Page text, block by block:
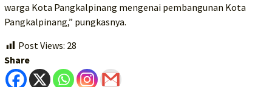
warga Kota Pangkalpinang mengenai pembangunan Kota
Pangkalpinang,” pungkasnya.
Post Views: 28
Share